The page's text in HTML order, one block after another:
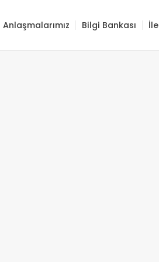
Anlaşmalarımız Bilgi Bankası